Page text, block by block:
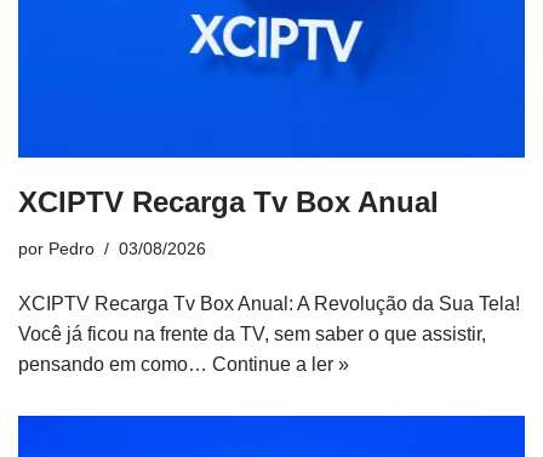
XCIPTV Recarga Tv Box Anual
por Pedro 03/08/2026
XCIPTV Recarga Tv Box Anual: A Revolução da Sua Tela!
Você já ficou na frente da TV, sem saber o que assistir,
pensando em como… Continue a ler »